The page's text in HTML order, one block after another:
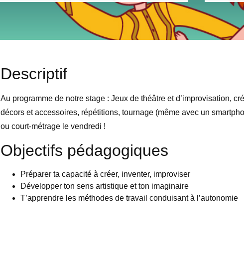
Descriptif
Au programme de notre stage : Jeux de théâtre et d’improvisation,
décors et accessoires, répétitions, tournage (même avec un
ou court-métrage le vendredi !
Objectifs pédagogiques
Préparer ta capacité à créer, inventer, improviser
Développer ton sens artistique et ton imaginaire
T’apprendre les méthodes de travail conduisant à l’autonomie